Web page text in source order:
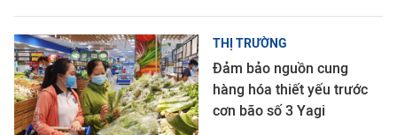
THỊ TRƯỜNG
Đảm bảo nguồn cung
hàng hóa thiết yếu trước
cơn bão số 3 Yagi